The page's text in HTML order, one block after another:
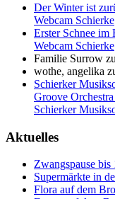
Der Winter ist
Webcam Schierke
Erster Schnee im
Webcam Schierke
Familie Surrow zu
wothe, angelika
Schierker
Groove
Schierker
Aktuelles
Zwangspause
Supermärkte in
Flora auf dem